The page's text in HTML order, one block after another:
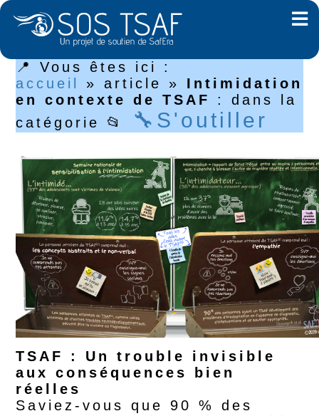
📍 Vous êtes ici :
accueil
»article » Intimidation
en contexte de TSAF
: dans la
catégorie 📂
🔧S'outiller
TSAF : Un trouble invisible
aux conséquences bien
réelles
Saviez-vous que 90 % des